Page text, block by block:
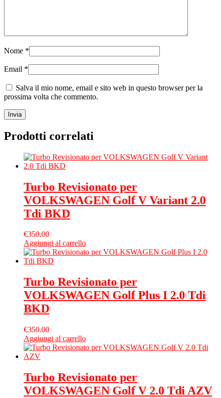
Nome *
Email *
Salva il mio nome, email e sito web in questo browser per la
prossima volta che commento.
Prodotti correlati
Turbo Revisionato per
VOLKSWAGEN Golf V Variant 2.0
Tdi BKD
€350.00
Aggiungi al carrello
Turbo Revisionato per
VOLKSWAGEN Golf Plus I 2.0 Tdi
BKD
€350.00
Aggiungi al carrello
Turbo Revisionato per
VOLKSWAGEN Golf V 2.0 Tdi AZV